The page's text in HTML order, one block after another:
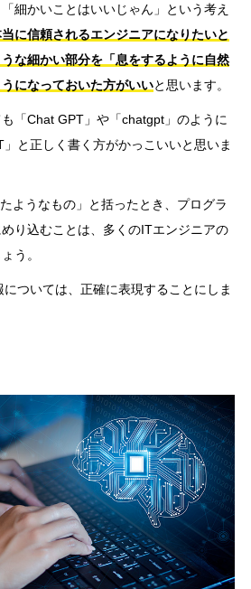
細かいことはいいじゃん」という考え
に信頼されるエンジニアになりたいと
な細かい部分を「息をするように自然
になっておいた方がいいと思います。
「Chat GPT」や「chatgpt」のように
と正しく書く方がかっこいいと思いま
ようなもの」と括ったとき、プログラ
り込むことは、多くのITエンジニアの
う。
ついては、正確に表現することにしま